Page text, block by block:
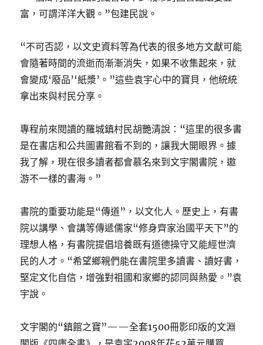
富，可謂洋洋大觀。”包建民說。
“不可否認，以文史資料等為代表的很多地方文獻可能
會隨著時間的流逝而漸漸消失，如果不收集起來，就
會變成‘廢品’‘紙漿’。”這些袁宇心中的寶貝，他統統
拿出來與村民分享。
專程前來閱讀的羅城鎮村民胡艷清說：“這里的很多書
是在書店和公共圖書館看不到的，讓我大開眼界。據
我了解，現在很多讀者都會慕名來到文宇閣書院，遨
游不一樣的書海。”
書院的重要功能是“傳道”，以文化人。歷史上，有書
院以講學、會講等傳遞儒家“修身齊家治國平天下”的
理想人格，有書院提倡培養既有道德操守又能經世濟
民的人才。“希望鄉親們能在書院里多讀書、讀好書，
堅定文化自信，增強對祖國和家鄉的認同與熱愛。”袁
宇說。
文宇閣的“鎮館之寶”——全套1500冊影印版的文淵